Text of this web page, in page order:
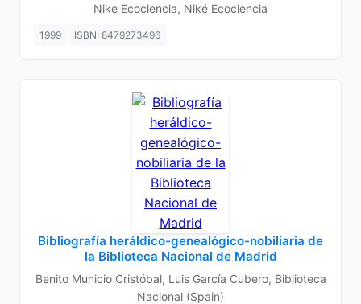
Nike Ecociencia, Niké Ecociencia
1999 ISBN: 8479273496
Bibliografía heráldico-genealógico-nobiliaria de
la Biblioteca Nacional de Madrid
Benito Municio Cristóbal, Luis García Cubero, Biblioteca
Nacional (Spain)